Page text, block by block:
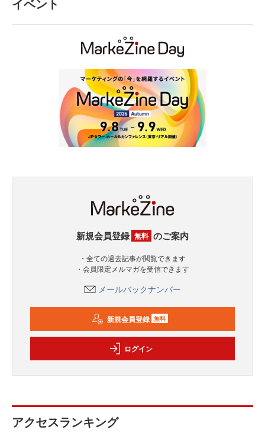
新規会員登録 無料 のご案内
・全ての過去記事が閲覧できます
・会員限定メルマガを受信できます
メールバックナンバー
新規会員登録 無料
ログイン
アクセスランキング